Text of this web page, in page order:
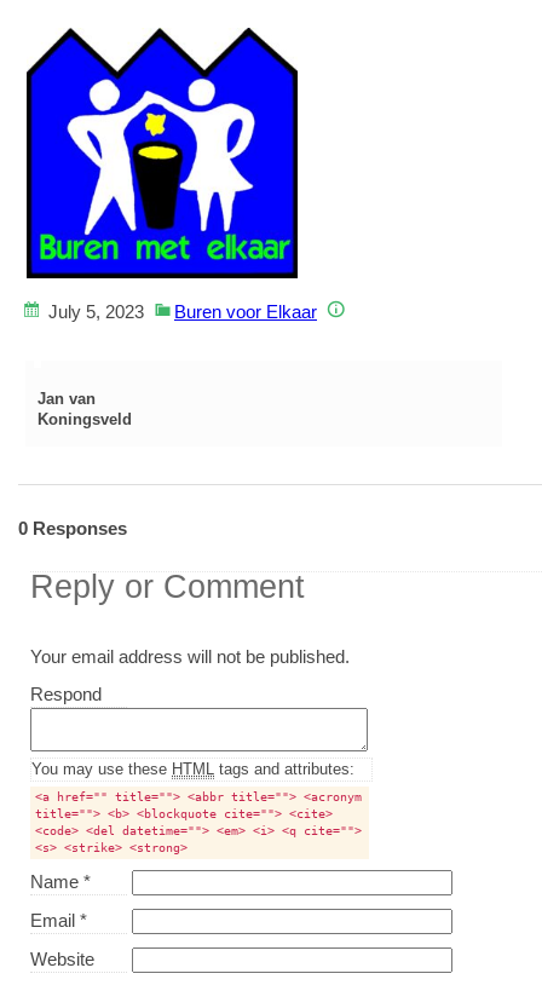
July 5, 2023 Buren voor Elkaar
Jan van
Koningsveld
0 Responses
Reply or Comment
Your email address will not be published.
RespondComment
You may use these HTML tags and attributes:
<a href="" title=""> <abbr title=""> <acronym
title=""> <b> <blockquote cite=""> <cite>
<code> <del datetime=""> <em> <i> <q cite="">
<s> <strike> <strong>
Name *
Email *
Website